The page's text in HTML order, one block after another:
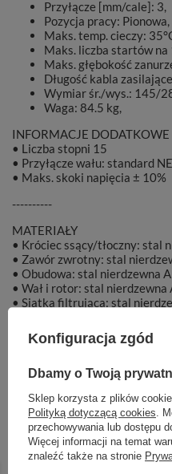
Przyłącze [mm/cale]: 3,
Pozycja pracy: Pionowa,
Maks. temp. cieczy:
Maks. liczba startów na
Maks. głębokość
Długość kabla
Wymiar śr./wys.: 145/
Waga: 84.5 kg,
INFORMACJE DODATKOWE
• Liczba stopni 15
• Przyłącze wału: standard
• Maks. skoki napięcia ± 10%
----------
MATERIAŁY
• Króciec ssący/tłoczny: stal
• Zawór zwrotny: stal
• Obudowa: stal nierdzewna
• Wał i rotor: stal nierdzewna
• Siatka filtrująca: stal
• Dyfuzor: noryl,
• Tuleja ślizgowa: stal
• Uszczelnienie
Konfiguracja zgód
Dbamy o Twoją
Sklep korzysta z plików
Polityką dotyczącą cookies.
przechowywania lub dostępu
Więcej informacji na temat
znaleźć także na stronie